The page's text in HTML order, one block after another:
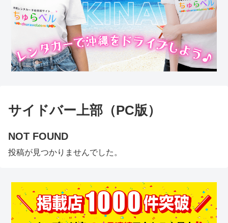
サイドバー上部（PC版）
NOT FOUND
投稿が見つかりませんでした。